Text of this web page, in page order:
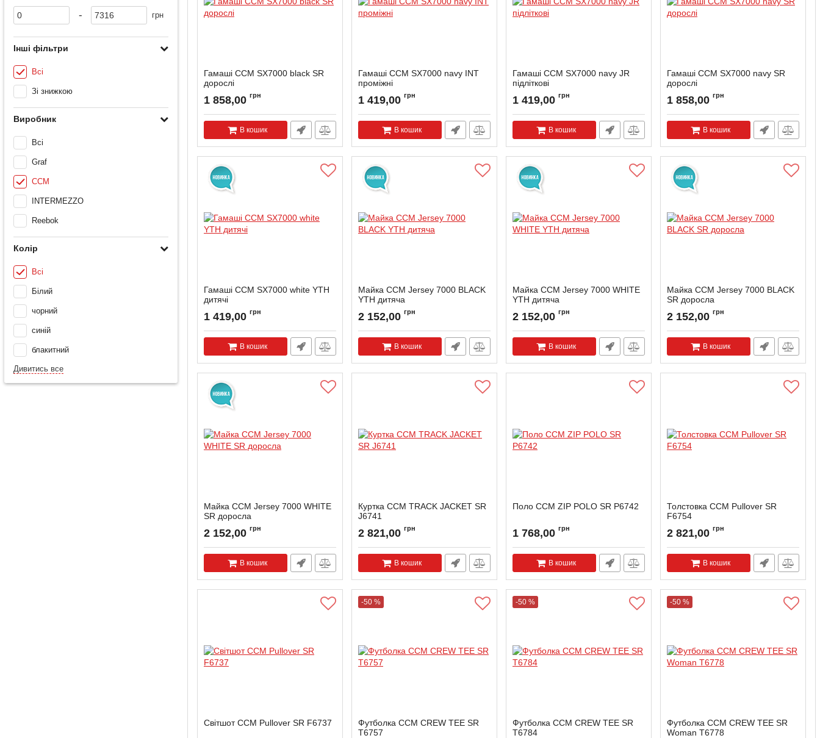
- грн
Інші фільтри
Всі
Зі знижкою
Виробник
Всі
Graf
CCM
INTERMEZZO
Reebok
Колір
Всі
Білий
чорний
синій
блакитний
Дивитись все
Гамаші CCM SX7000 black SR
дорослі
1 858,00 грн
В кошик
Гамаші CCM SX7000 navy INT
проміжні
1 419,00 грн
В кошик
Гамаші CCM SX7000 navy JR
підліткові
1 419,00 грн
В кошик
Гамаші CCM SX7000 navy SR
дорослі
1 858,00 грн
В кошик
Гамаші CCM SX7000 white YTH
дитячі
1 419,00 грн
В кошик
Майка CCM Jersey 7000 BLACK
YTH дитяча
2 152,00 грн
В кошик
Майка CCM Jersey 7000 WHITE
YTH дитяча
2 152,00 грн
В кошик
Майка CCM Jersey 7000 BLACK
SR доросла
2 152,00 грн
В кошик
Майка CCM Jersey 7000 WHITE
SR доросла
2 152,00 грн
В кошик
Куртка CCM TRACK JACKET SR
J6741
2 821,00 грн
В кошик
Поло CCM ZIP POLO SR P6742
1 768,00 грн
В кошик
Толстовка ССМ Pullover SR
F6754
2 821,00 грн
В кошик
Світшот ССМ Pullover SR F6737
-50 %
Футболка CCM CREW TEE SR
T6757
-50 %
Футболка CCM CREW TEE SR
T6784
-50 %
Футболка CCM CREW TEE SR
Woman T6778